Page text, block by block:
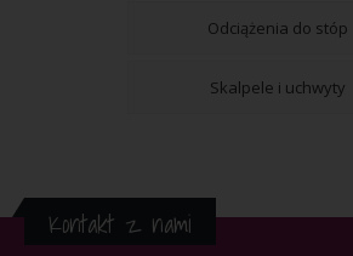
Odciążenia do stóp
Skalpele i uchwyty
Kontakt z nami